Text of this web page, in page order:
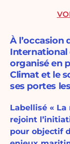
À l’occasion
International
organisé en
Climat et le
ses portes
Labellisé «
rejoint
pour objectif